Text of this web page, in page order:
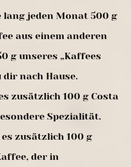
lang jeden Monat 500 g
aus einem anderen
g unseres „Kaffees
nach Hause.
zusätzlich 100 g Costa
Spezialität.
zusätzlich 100 g
der in